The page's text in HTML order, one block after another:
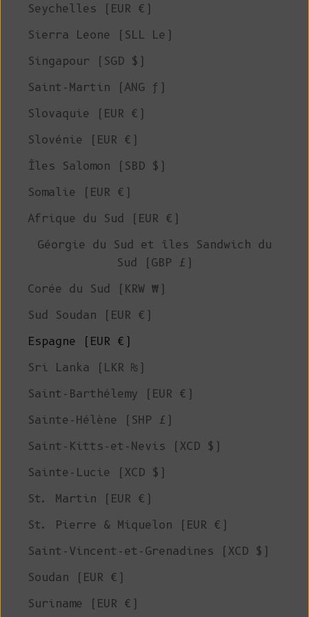
Seychelles (EUR €)
Sierra Leone (SLL Le)
Singapour (SGD $)
Saint-Martin (ANG ƒ)
Slovaquie (EUR €)
Slovénie (EUR €)
Îles Salomon (SBD $)
Somalie (EUR €)
Afrique du Sud (EUR €)
Géorgie du Sud et îles Sandwich du
Sud (GBP £)
Corée du Sud (KRW ₩)
Sud Soudan (EUR €)
Espagne (EUR €)
Sri Lanka (LKR ₨)
Saint-Barthélemy (EUR €)
Sainte-Hélène (SHP £)
Saint-Kitts-et-Nevis (XCD $)
Sainte-Lucie (XCD $)
St. Martin (EUR €)
St. Pierre & Miquelon (EUR €)
Saint-Vincent-et-Grenadines (XCD $)
Soudan (EUR €)
Suriname (EUR €)